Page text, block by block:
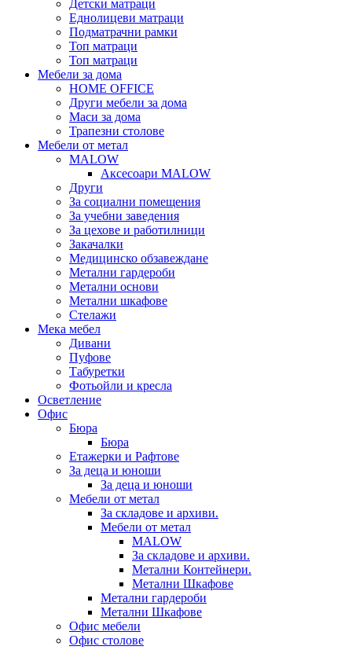
Детски матраци
Еднолицеви матраци
Подматрачни рамки
Топ матраци
Топ матраци
Мебели за дома
HOME OFFICE
Други мебели за дома
Маси за дома
Трапезни столове
Мебели от метал
MALOW
Аксесоари MALOW
Други
За социални помещения
За учебни заведения
За цехове и работилници
Закачалки
Медицинско обзавеждане
Метални гардероби
Метални основи
Метални шкафове
Стелажи
Мека мебел
Дивани
Пуфове
Табуретки
Фотьойли и кресла
Осветление
Офис
Бюра
Бюра
Етажерки и Рафтове
За деца и юноши
За деца и юноши
Мебели от метал
За складове и архиви.
Мебели от метал
MALOW
За складове и архиви.
Метални Контейнери.
Метални Шкафове
Метални гардероби
Метални Шкафове
Офис мебели
Офис столове